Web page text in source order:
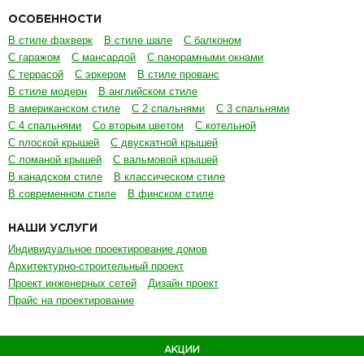
ОСОБЕННОСТИ
В стиле фахверк В стиле шале
С балконом
С гаражом
С мансардой
С панорамными окнами
С террасой
С эркером
В стиле прованс
В стиле модерн
В английском стиле
В американском стиле
С 2 спальнями
С 3 спальнями
С 4 спальнями
Со вторым цветом
С котельной
С плоской крышей
С двускатной крышей
С ломаной крышей
С вальмовой крышей
В канадском стиле
В классическом стиле
В современном стиле
В финском стиле
НАШИ УСЛУГИ
Индивидуальное проектирование домов
Архитектурно-строительный проект
Проект инженерных сетей
Дизайн проект
Прайс на проектирование
АКЦИИ